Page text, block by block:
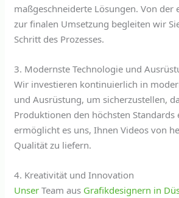
maßgeschneiderte Lösungen. Von der
zur finalen Umsetzung begleiten wir
Schritt des Prozesses.
3. Modernste Technologie und
Wir investieren kontinuierlich in
und Ausrüstung, um sicherzustellen,
Produktionen den höchsten Standards
ermöglicht es uns, Ihnen Videos von
Qualität zu liefern.
4. Kreativität und Innovation
Unser Team aus Grafikdesignern in